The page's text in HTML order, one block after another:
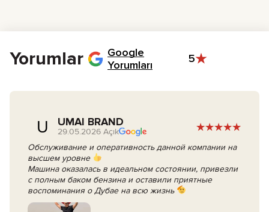
Kiralama gününde, sözleşmeyi imzalayın ve anahtarlarınızı alın.
Yorumlar
Google
Yorumları
5
U UMAI BRAND
29.05.2026 Açık
Обслуживание и оперативность данной компании на
высшем уровне
Машина оказалась в идеальном состоянии, привезли
с полным баком бензина и оставили приятные
воспоминания о Дубае на всю жизнь